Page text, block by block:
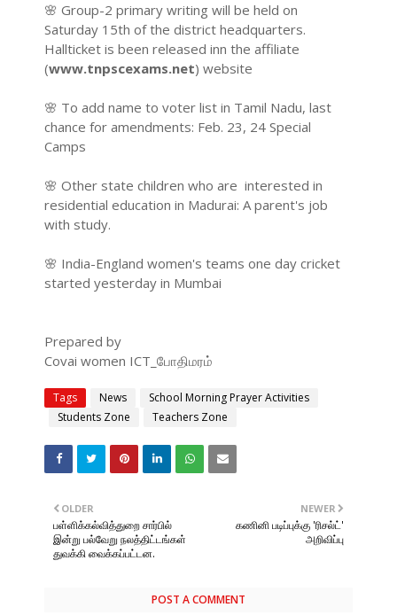
🌸 Group-2 primary writing will be held on
Saturday 15th of the district headquarters.
Hallticket is been released inn the affiliate
(www.tnpscexams.net) website
🌸 To add name to voter list in Tamil Nadu, last
chance for amendments: Feb. 23, 24 Special
Camps
🌸 Other state children who are interested in
residential education in Madurai: A parent's job
with study.
🌸 India-England women's teams one day cricket
started yesterday in Mumbai
Prepared by
Covai women ICT_போதிமரம்
Tags News
School Morning Prayer Activities
Students Zone
Teachers Zone
NEWER
கணினி படிப்புக்கு 'ரிசல்ட்'
அறிவிப்பு
OLDER
பள்ளிக்கல்வித்துறை சார்பில்
இன்று பல்வேறு நலத்திட்டங்கள்
துவக்கி வைக்கப்பட்டன.
POST A COMMENT